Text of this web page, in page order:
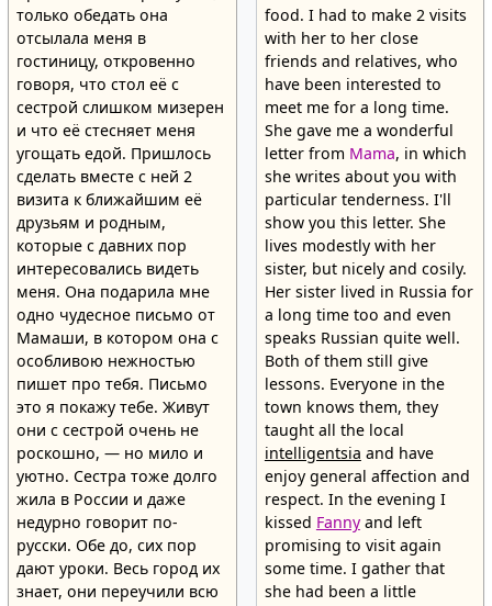
только обедать она
отсылала меня в
гостиницу, откровенно
говоря, что стол её с
сестрой слишком мизерен
и что её стесняет меня
угощать едой. Пришлось
сделать вместе с ней 2
визита к ближайшим её
друзьям и родным,
которые с давних пор
интересовались видеть
меня. Она подарила мне
одно чудесное письмо от
Мамаши, в котором она с
особливою нежностью
пишет про тебя. Письмо
это я покажу тебе. Живут
они с сестрой очень не
роскошно, — но мило и
уютно. Сестра тоже долго
жила в России и даже
недурно говорит по-
русски. Обе до, сих пор
дают уроки. Весь город их
знает, они переучили всю
food. I had to make 2 visits
with her to her close
friends and relatives, who
have been interested to
meet me for a long time.
She gave me a wonderful
letter from Mama, in which
she writes about you with
particular tenderness. I'll
show you this letter. She
lives modestly with her
sister, but nicely and cosily.
Her sister lived in Russia for
a long time too and even
speaks Russian quite well.
Both of them still give
lessons. Everyone in the
town knows them, they
taught all the local
intelligentsia and have
enjoy general affection and
respect. In the evening I
kissed Fannyand left
promising to visit again
some time. I gather that
she had been a little